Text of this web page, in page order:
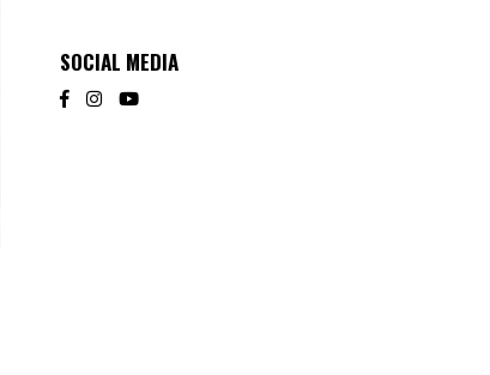
SOCIAL MEDIA